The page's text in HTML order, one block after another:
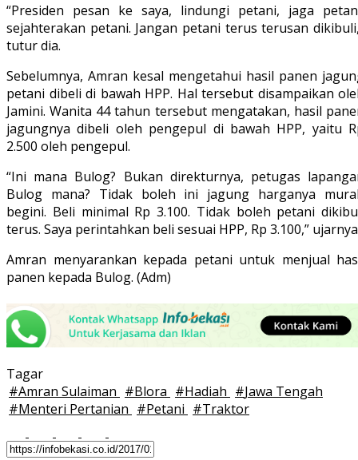
“Presiden pesan ke saya, lindungi petani, jaga
sejahterakan petani. Jangan petani terus terusan
tutur dia.
Sebelumnya, Amran kesal mengetahui hasil panen
petani dibeli di bawah HPP. Hal tersebut disampaikan
Jamini. Wanita 44 tahun tersebut mengatakan, hasil
jagungnya dibeli oleh pengepul di bawah HPP, yaitu
2.500 oleh pengepul.
“Ini mana Bulog? Bukan direkturnya, petugas
Bulog mana? Tidak boleh ini jagung harganya
begini. Beli minimal Rp 3.100. Tidak boleh petani
terus. Saya perintahkan beli sesuai HPP, Rp 3.100,”
Amran menyarankan kepada petani untuk menjual
panen kepada Bulog. (Adm)
Tagar
#Amran Sulaiman #Blora #Hadiah #Jawa Tengah
#Menteri Pertanian #Petani #Traktor